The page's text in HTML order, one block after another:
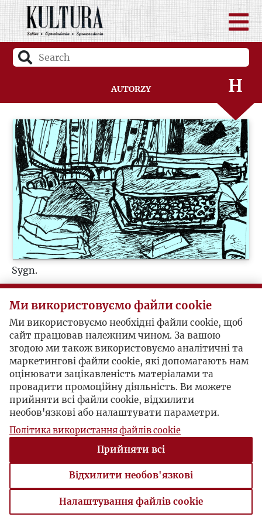
Autorzy
F
G
H
I
J
K
L
Ł
M
O
R
S
Sygn.
Korespondenci (1)
Józef Czapski
Daniel Halevy / Józef Czapski
Paris, 1948-03-24 , Józef Czapski
Paris, 1949-09-29 , Józef Czapski
Ми використовуємо файли cookie
Ми використовуємо необхідні файли cookie, щоб
сайт працював належним чином. За вашою
згодою ми також використовуємо аналітичні та
маркетингові файли cookie, які допомагають нам
оцінювати зацікавленість матеріалами та
провадити промоційну діяльність. Ви можете
прийняти всі файли cookie, відхилити
необов'язкові або налаштувати параметри.
Політика використання файлів cookie
Прийняти всі
Відхилити необов'язкові
Налаштування файлів cookie
Налаштування файлів cookie